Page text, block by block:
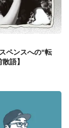
ペンスへの“転
語】